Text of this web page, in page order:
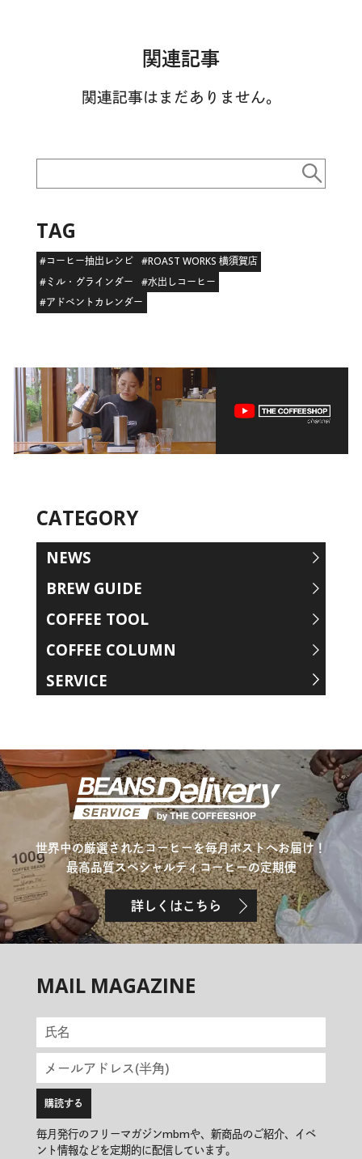
関連記事
関連記事はまだありません。
TAG
#コーヒー抽出レシピ #ROAST WORKS 横須賀店
#ミル・グラインダー
#水出しコーヒー
#アドベントカレンダー
CATEGORY
NEWS
BREW GUIDE
COFFEE TOOL
COFFEE COLUMN
SERVICE
世界中の厳選されたコーヒーを毎月ポストへお届け！
最高品質スペシャルティコーヒーの定期便
詳しくはこちら
MAIL MAGAZINE
毎月発行のフリーマガジンmbmや、新商品のご紹介、イベ
ント情報などを定期的に配信しています。